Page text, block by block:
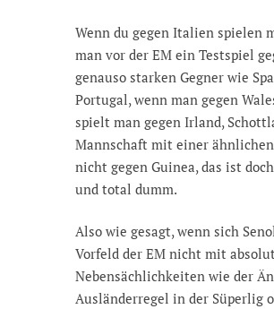
Wenn du gegen Italien spielen
man vor der EM ein Testspiel
genauso starken Gegner wie
Portugal, wenn man gegen
spielt man gegen Irland,
Mannschaft mit einer
nicht gegen Guinea, das ist
und total dumm.
Also wie gesagt, wenn sich
Vorfeld der EM nicht mit
Nebensächlichkeiten wie der
Ausländerregel in der Süperlig